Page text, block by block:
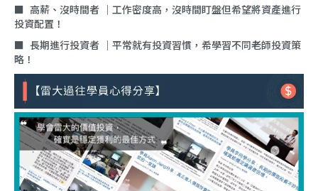
■ 高薪、沒時間者 ｜工作密度高，沒時間盯盤但希望將資產進行
投資配置！
■ 長期進行投資者 ｜平常就有投資習慣，希學習不同老師投資策
略！